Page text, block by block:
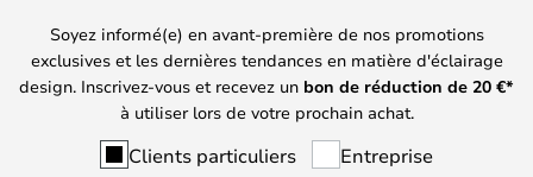
Soyez informé(e) en avant-première de nos promotions
exclusives et les dernières tendances en matière d'éclairage
design. Inscrivez-vous et recevez un bon de réduction de 20 €*
à utiliser lors de votre prochain achat.
Clients particuliers Entreprise